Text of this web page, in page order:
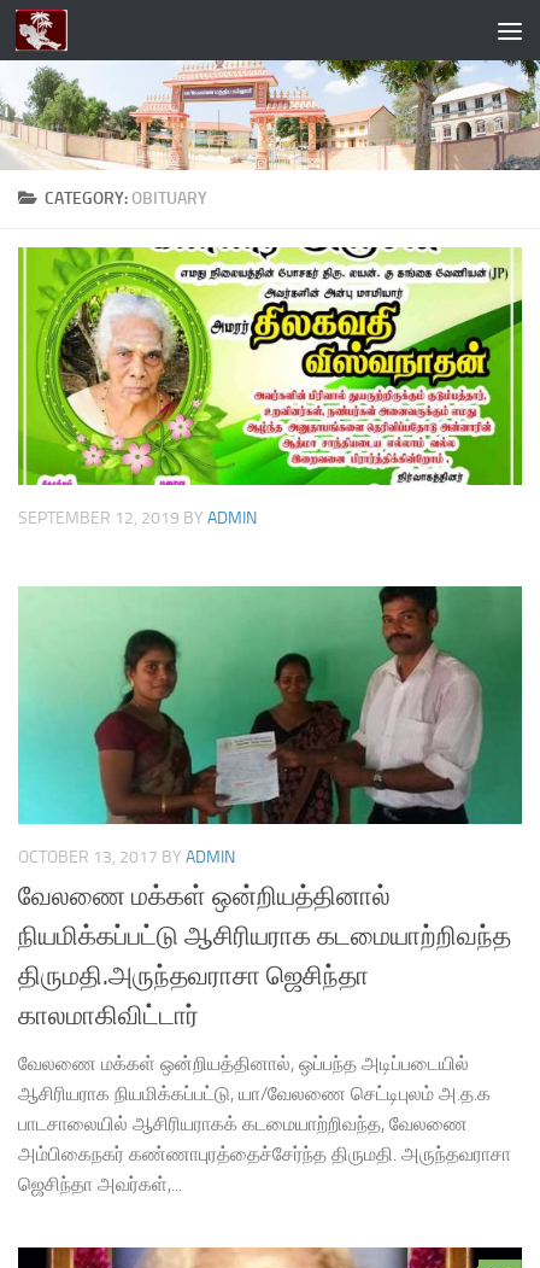
Skip to content
CATEGORY:OBITUARY
SEPTEMBER 12, 2019 BY ADMIN
OCTOBER 13, 2017 BY ADMIN
வேலணை மக்கள் ஒன்றியத்தினால்
நியமிக்கப்பட்டு ஆசிரியராக கடமையாற்றிவந்த
திருமதி.அருந்தவராசா ஜெசிந்தா
காலமாகிவிட்டார்
வேலணை மக்கள் ஒன்றியத்தினால், ஒப்பந்த அடிப்படையில்
ஆசிரியராக நியமிக்கப்பட்டு, யா/வேலணை செட்டிபுலம் அ.த.க
பாடசாலையில் ஆசிரியராகக் கடமையாற்றிவந்த, வேலணை
அம்பிகைநகர் கண்ணாபுரத்தைச்சேர்ந்த திருமதி. அருந்தவராசா
ஜெசிந்தா அவர்கள்,...